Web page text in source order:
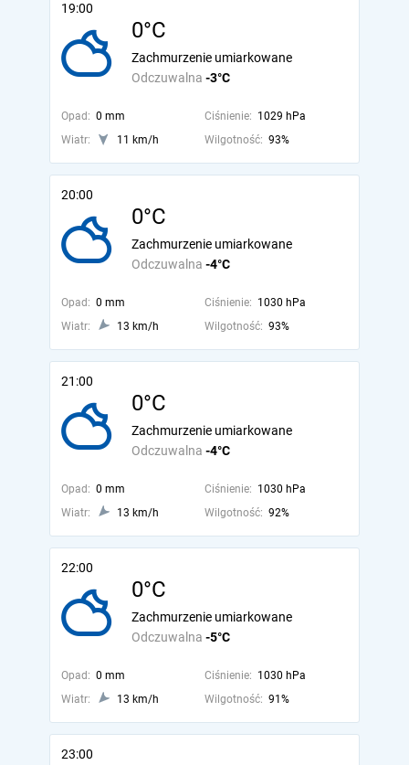
19:00
0°C
Odczuwalna -3°C
Zachmurzenie umiarkowane
Opad: 0 mm Ciśnienie: 1029 hPa
Wiatr:
11 km/h Wilgotność: 93%
20:00
0°C
Odczuwalna -4°C
Zachmurzenie umiarkowane
Opad: 0 mm Ciśnienie: 1030 hPa
Wiatr:
13 km/h Wilgotność: 93%
21:00
0°C
Odczuwalna -4°C
Zachmurzenie umiarkowane
Opad: 0 mm Ciśnienie: 1030 hPa
Wiatr:
13 km/h Wilgotność: 92%
22:00
0°C
Odczuwalna -5°C
Zachmurzenie umiarkowane
Opad: 0 mm Ciśnienie: 1030 hPa
Wiatr:
13 km/h Wilgotność: 91%
23:00